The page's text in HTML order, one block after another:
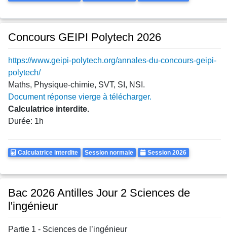
Concours GEIPI Polytech 2026
https://www.geipi-polytech.org/annales-du-concours-geipi-
polytech/
Maths, Physique-chimie, SVT, SI, NSI.
Document réponse vierge à télécharger.
Calculatrice interdite.
Durée: 1h
Calculatrice
Calculatrice interdite Rattrapages
Session normale Annee
Session 2026
Bac 2026 Antilles Jour 2 Sciences de
l'ingénieur
Partie 1 - Sciences de l’ingénieur